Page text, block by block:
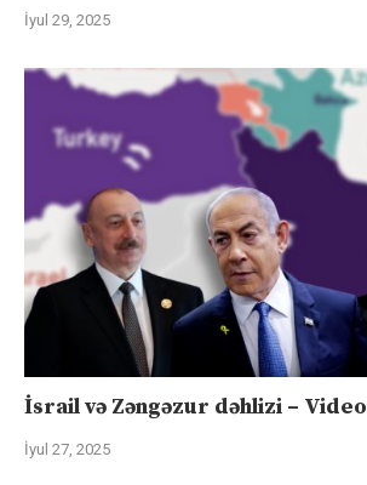
İyul 29, 2025
İsrail və Zəngəzur dəhlizi – Video
İyul 27, 2025